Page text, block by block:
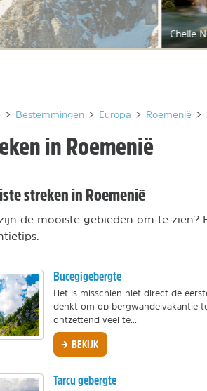
Cheile
> Bestemmingen > Europa > Roemenië >
in Roemenië
streken in Roemenië
de mooiste gebieden om te zien?
Bucegigebergte
Het is misschien niet direct de
denkt om op bergwandelvakantie
ontzettend veel te...
BEKIJK
Tarcu gebergte